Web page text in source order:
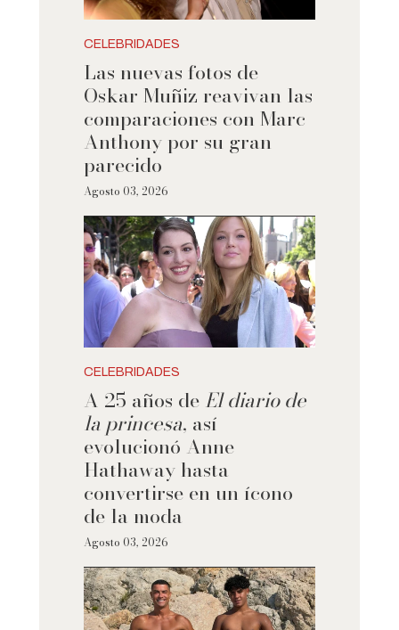
CELEBRIDADES
Las nuevas fotos de
Oskar Muñiz reavivan las
comparaciones con Marc
Anthony por su gran
parecido
Agosto 03, 2026
CELEBRIDADES
A 25 años de El diario de
la princesa, así
evolucionó Anne
Hathaway hasta
convertirse en un ícono
de la moda
Agosto 03, 2026